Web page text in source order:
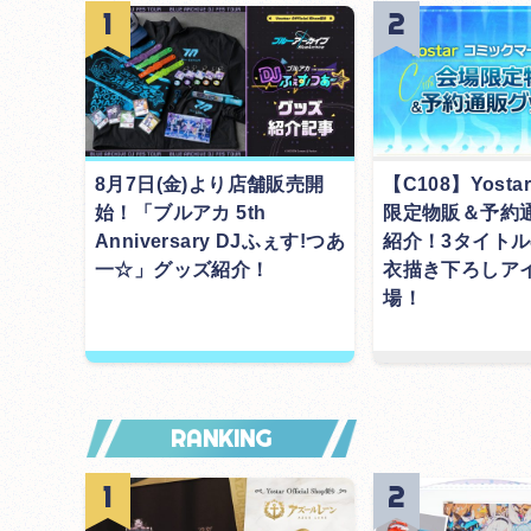
8月7日(金)より店舗販売開
始！「ブルアカ 5th
Anniversary DJふぇす!つあ
一☆」グッズ紹介！
【C108】
限定物販＆予約
紹介！3タイト
衣描き下ろしア
場！
RANKING